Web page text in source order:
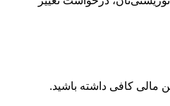
مالی کافی داشته باشید.